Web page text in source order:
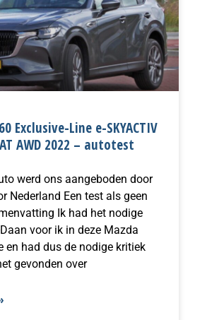
Exclusive-Line e-SKYACTIV
AWD 2022 – autotest
werd ons aangeboden door
Nederland Een test als geen
Ik had het nodige
voor ik in deze Mazda
en had dus de nodige kritiek
gevonden over